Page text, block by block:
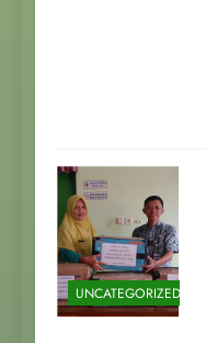
UNCATEGORIZED